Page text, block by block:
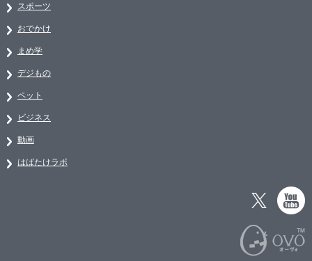
スポーツ
おでかけ
まめ学
デジもの
ペット
ビジネス
動画
はばたけラボ